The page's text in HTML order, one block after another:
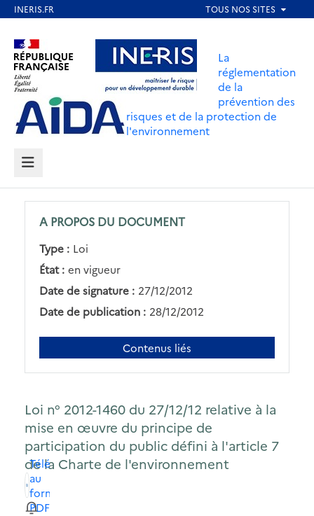
contenu
principal
Aller au contenu Aller au menu
Aller au pied de page
La
réglementation
de la
prévention des
risques et de la protection de
l'environnement
MENU
A PROPOS DU DOCUMENT
Type : Loi
État : en vigueur
Date de signature : 27/12/2012
Date de publication : 28/12/2012
Contenus liés
Loi n° 2012-1460 du 27/12/12 relative à la
mise en œuvre du principe de
participation du public défini à l'article 7
de la Charte de l'environnement
Télécharger
au
format
PDF